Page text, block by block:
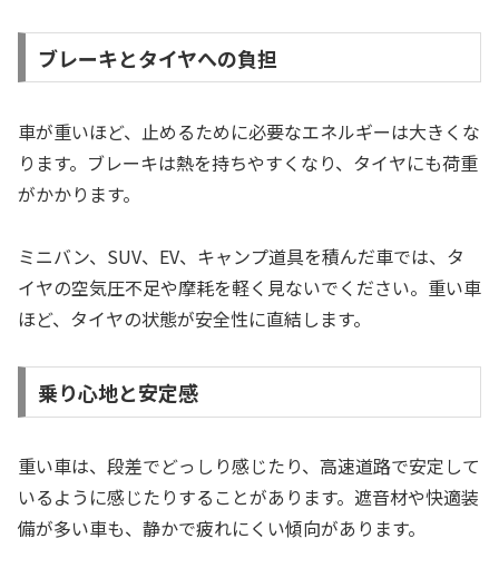
ブレーキとタイヤへの負担
車が重いほど、止めるために必要なエネルギーは大きくな
ります。ブレーキは熱を持ちやすくなり、タイヤにも荷重
がかかります。
ミニバン、SUV、EV、キャンプ道具を積んだ車では、タ
イヤの空気圧不足や摩耗を軽く見ないでください。重い車
ほど、タイヤの状態が安全性に直結します。
乗り心地と安定感
重い車は、段差でどっしり感じたり、高速道路で安定して
いるように感じたりすることがあります。遮音材や快適装
備が多い車も、静かで疲れにくい傾向があります。